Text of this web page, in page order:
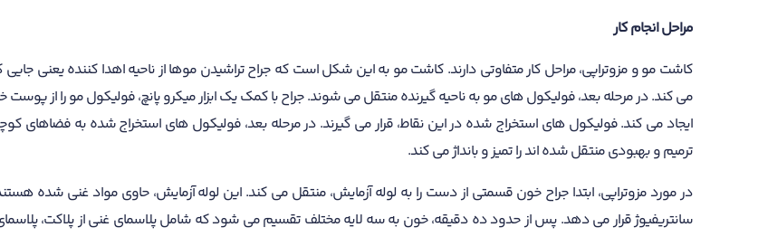
مراحل انجام کار
کاشت مو و مزوتراپی، مراحل کار متفاوتی دارند. کاشت مو به این شکل است که جراح تراشیدن موها از ناحیه اهدا کننده یعنی
می کند. در مرحله بعد، فولیکول های مو به ناحیه گیرنده منتقل می شوند. جراح با کمک یک ابزار میکرو پانچ، فولیکول مو را از
ایجاد می کند. فولیکول های استخراج شده در این نقاط، قرار می گیرند. در مرحله بعد، فولیکول های استخراج شده به فضاهای
ترمیم و بهبودی منتقل شده اند را تمیز و بانداژ می کند.
در مورد مزوتراپی، ابتدا جراح خون قسمتی از دست را به لوله آزمایش، منتقل می کند. این لوله آزمایش، حاوی مواد غنی شده
سانتریفیوژ قرار می دهد. پس از حدود ده دقیقه، خون به سه لایه مختلف تقسیم می شود که شامل پلاسمای غنی از پلاکت،